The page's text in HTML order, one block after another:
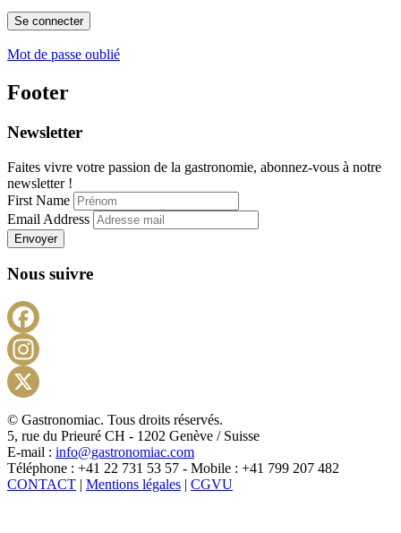
Mot de passe oublié
Footer
Newsletter
Faites vivre votre passion de la gastronomie, abonnez-vous à notre
newsletter !
First Name
Email Address
Envoyer
Nous suivre
X
© Gastronomiac. Tous droits réservés.
5, rue du Prieuré CH - 1202 Genève / Suisse
E-mail : info@gastronomiac.com
Téléphone : +41 22 731 53 57 - Mobile : +41 799 207 482
CONTACT | Mentions légales | CGVU